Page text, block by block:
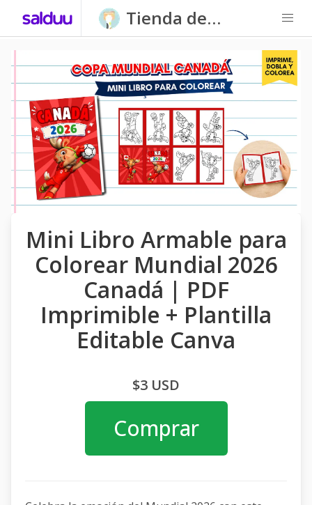
Tienda de
Carpatitas
Homeschool
Mini Libro Armable para
Colorear Mundial 2026
Canadá | PDF
Imprimible + Plantilla
Editable Canva
$3 USD
Comprar